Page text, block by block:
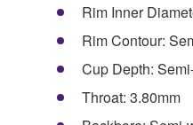
Rim Inner
Rim Contour:
Cup Depth:
Throat: 3.80mm